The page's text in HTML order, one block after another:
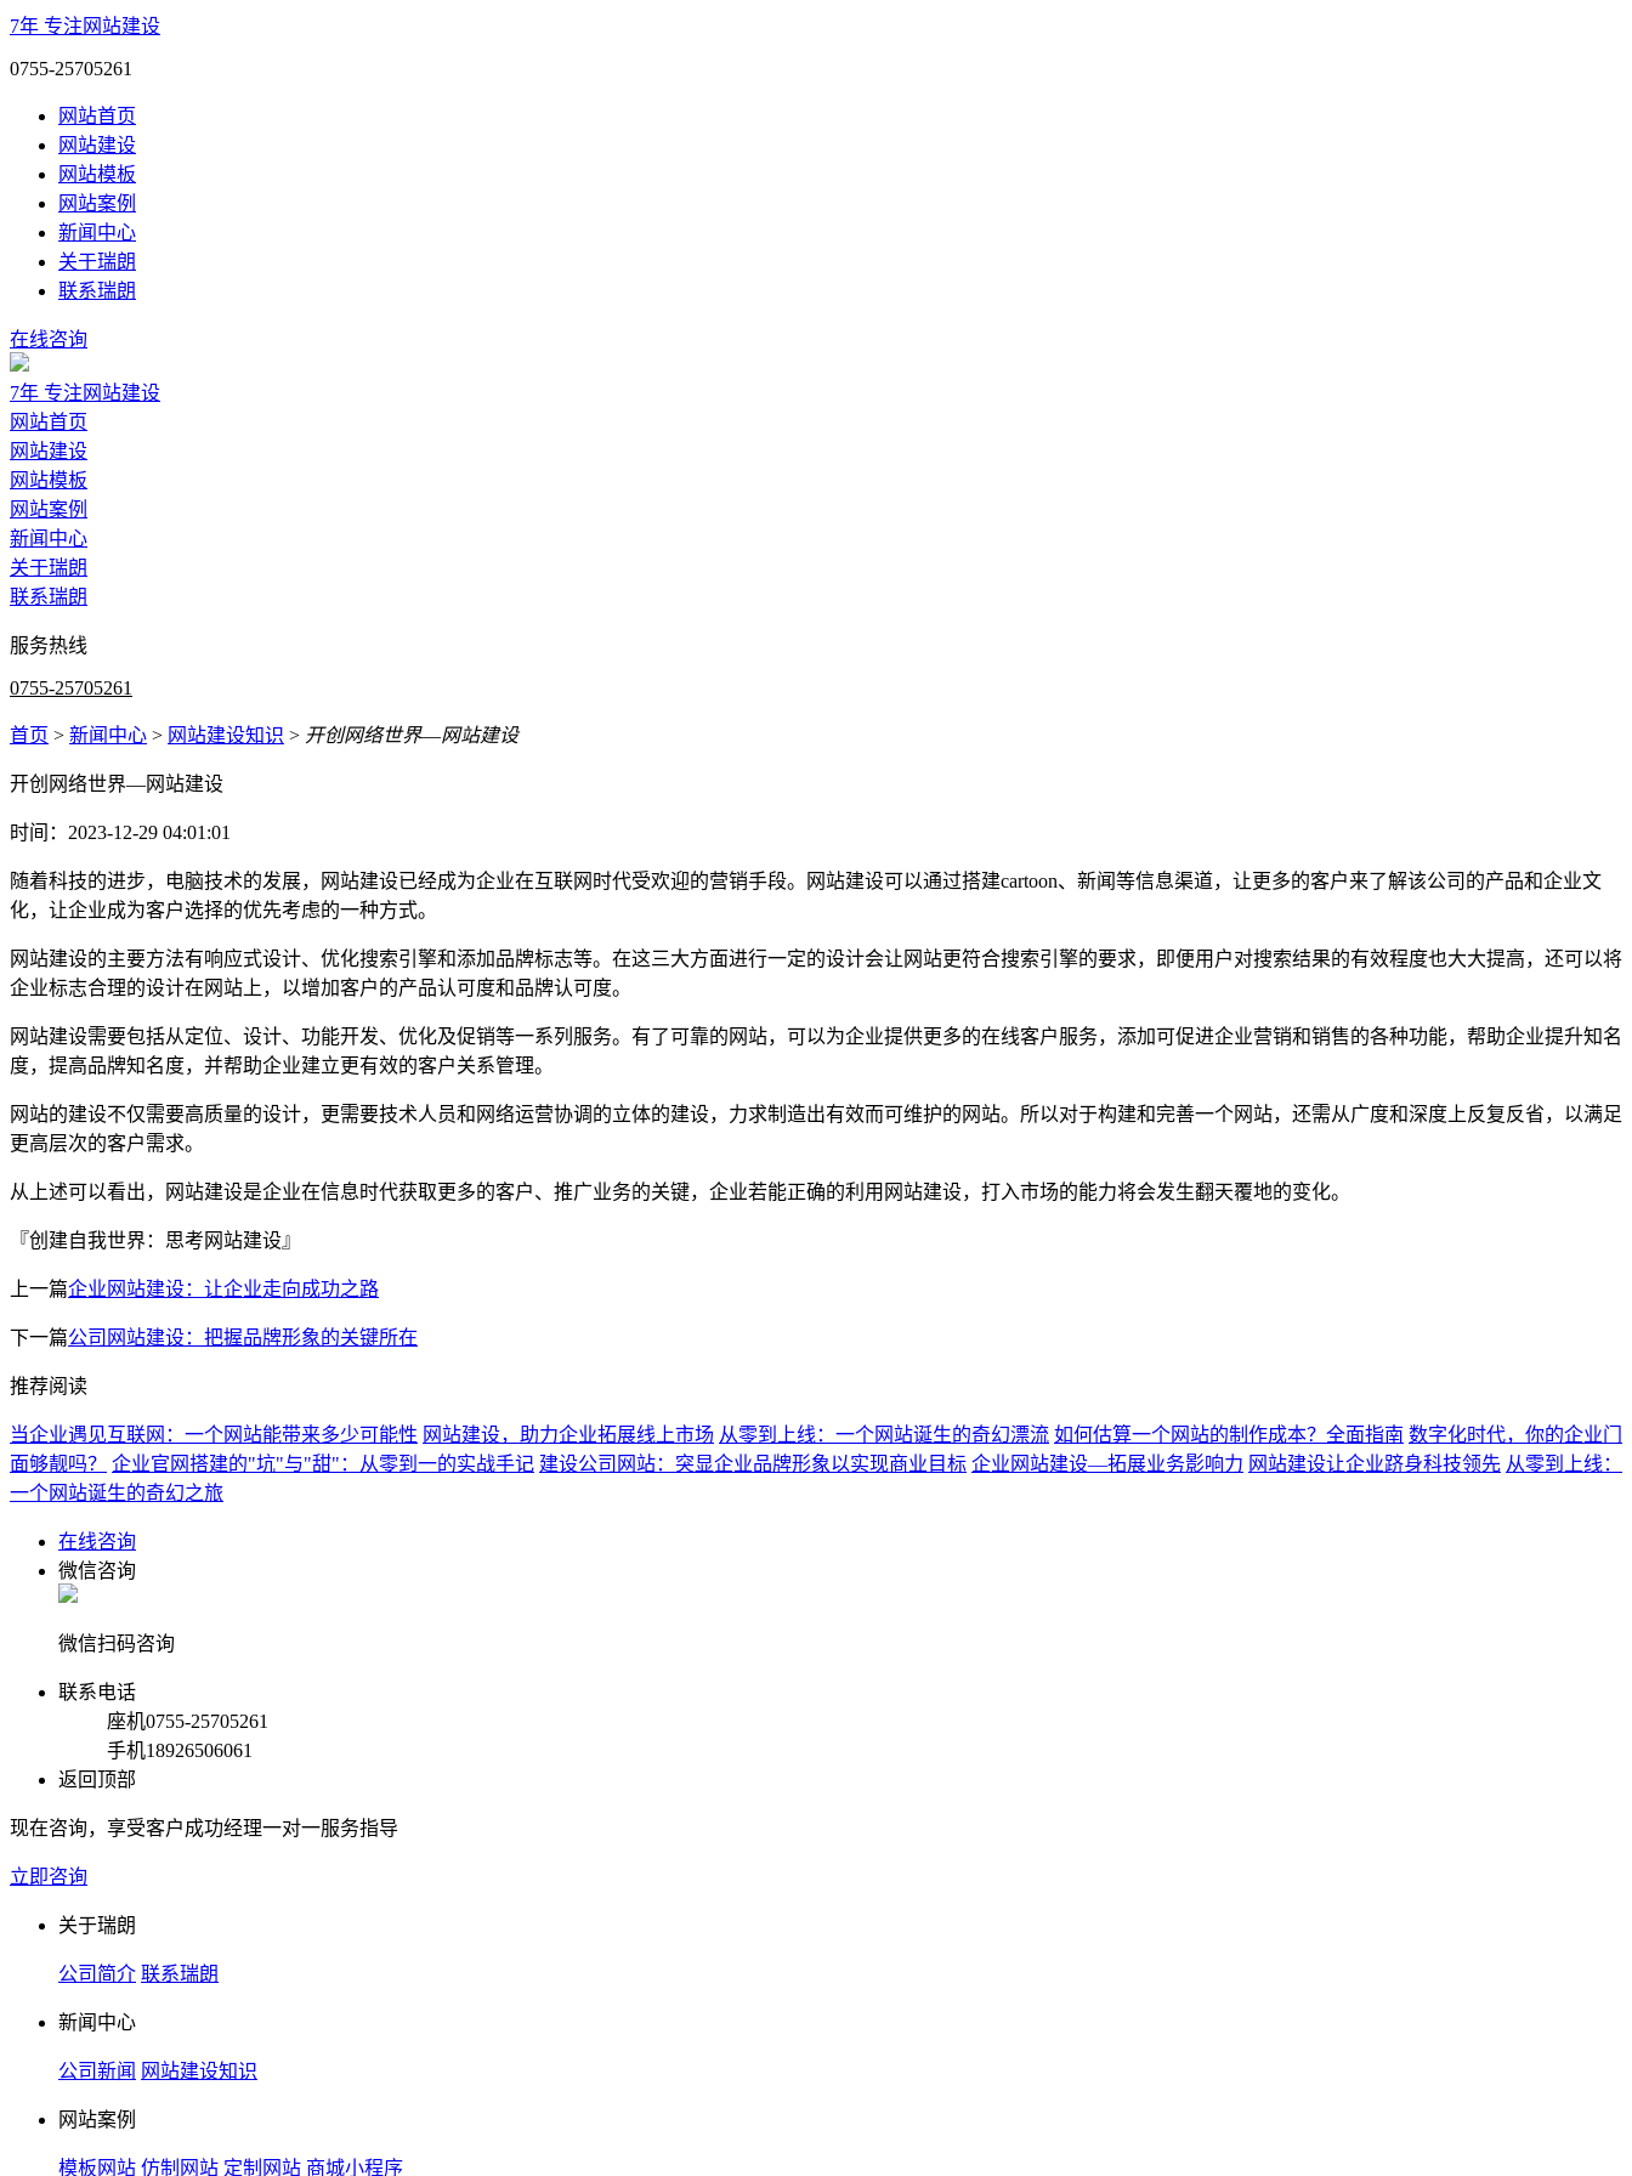
7年 专注网站建设
0755-25705261
网站首页
网站建设
网站模板
网站案例
新闻中心
关于瑞朗
联系瑞朗
在线咨询
7年 专注网站建设
网站首页
网站建设
网站模板
网站案例
新闻中心
关于瑞朗
联系瑞朗
服务热线
0755-25705261
首页 > 新闻中心 > 网站建设知识 > 开创网络世界―网站建设
开创网络世界―网站建设
时间：2023-12-29 04:01:01
随着科技的进步，电脑技术的发展，网站建设已经成为企业在互联网时代受欢迎的营销手段。网站建设可以通过搭建cartoon、新闻等信息渠道，让更多的客户来了解该公司的产品和企业文
化，让企业成为客户选择的优先考虑的一种方式。
网站建设的主要方法有响应式设计、优化搜索引擎和添加品牌标志等。在这三大方面进行一定的设计会让网站更符合搜索引擎的要求，即便用户对搜索结果的有效程度也大大提高，还可以将
企业标志合理的设计在网站上，以增加客户的产品认可度和品牌认可度。
网站建设需要包括从定位、设计、功能开发、优化及促销等一系列服务。有了可靠的网站，可以为企业提供更多的在线客户服务，添加可促进企业营销和销售的各种功能，帮助企业提升知名
度，提高品牌知名度，并帮助企业建立更有效的客户关系管理。
网站的建设不仅需要高质量的设计，更需要技术人员和网络运营协调的立体的建设，力求制造出有效而可维护的网站。所以对于构建和完善一个网站，还需从广度和深度上反复反省，以满足
更高层次的客户需求。
从上述可以看出，网站建设是企业在信息时代获取更多的客户、推广业务的关键，企业若能正确的利用网站建设，打入市场的能力将会发生翻天覆地的变化。
『创建自我世界：思考网站建设』
上一篇企业网站建设：让企业走向成功之路
下一篇公司网站建设：把握品牌形象的关键所在
推荐阅读
当企业遇见互联网：一个网站能带来多少可能性 网站建设，助力企业拓展线上市场 从零到上线：一个网站诞生的奇幻漂流 如何估算一个网站的制作成本？全面指南 数字化时代，你的企业门
面够靓吗？
企业官网搭建的"坑"与"甜"：从零到一的实战手记 建设公司网站：突显企业品牌形象以实现商业目标 企业网站建设—拓展业务影响力 网站建设让企业跻身科技领先 从零到上线：
一个网站诞生的奇幻之旅
在线咨询
微信咨询
微信扫码咨询
联系电话
座机0755-25705261
手机18926506061
返回顶部
现在咨询，享受客户成功经理一对一服务指导
立即咨询
关于瑞朗
公司简介 联系瑞朗
新闻中心
公司新闻 网站建设知识
网站案例
模板网站 仿制网站 定制网站 商城小程序